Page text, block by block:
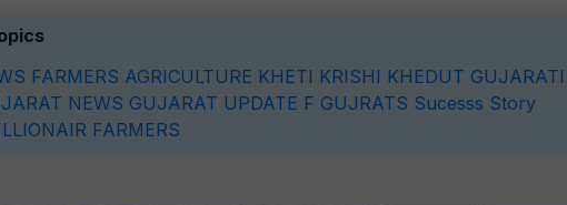
FARMERS AGRICULTURE KHETI KRISHI KHEDUT GUJARATI
NEWS GUJARAT UPDATE F GUJRATS Sucesss Story
FARMERS